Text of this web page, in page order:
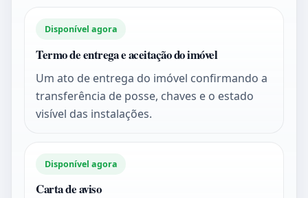
Disponível agora
Termo de entrega e aceitação do imóvel
Um ato de entrega do imóvel confirmando a
transferência de posse, chaves e o estado
visível das instalações.
Disponível agora
Carta de aviso